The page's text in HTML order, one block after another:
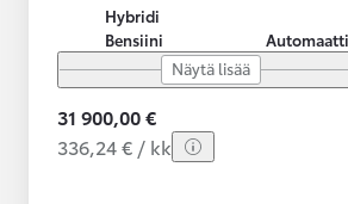
Hybridi
Bensiini
Automaatti
Näytä lisää
31 900,00 €
336,24 € / kk